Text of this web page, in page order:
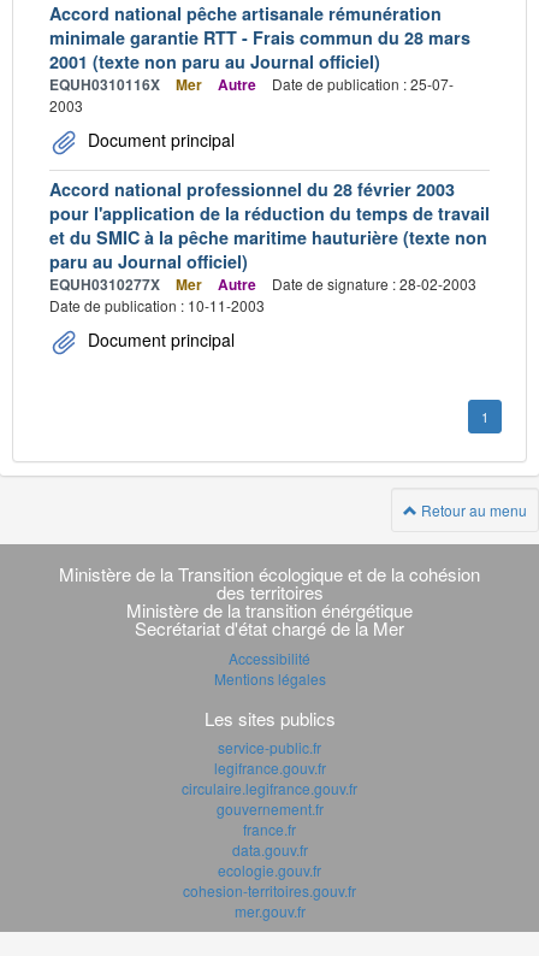
Accord national pêche artisanale rémunération
minimale garantie RTT - Frais commun du 28 mars
2001 (texte non paru au Journal officiel)
EQUH0310116X Mer Autre
Date de publication : 25-07-
2003
Document principal
Accord national professionnel du 28 février 2003
pour l'application de la réduction du temps de travail
et du SMIC à la pêche maritime hauturière (texte non
paru au Journal officiel)
EQUH0310277X Mer Autre
Date de signature : 28-02-2003
Date de publication : 10-11-2003
Document principal
1
Retour au menu
Navigation
transverse
Ministère de la Transition écologique et de la cohésion
des territoires
Ministère de la transition énérgétique
Secrétariat d'état chargé de la Mer
Accessibilité
Mentions légales
Les sites publics
service-public.fr
legifrance.gouv.fr
circulaire.legifrance.gouv.fr
gouvernement.fr
france.fr
data.gouv.fr
ecologie.gouv.fr
cohesion-territoires.gouv.fr
mer.gouv.fr